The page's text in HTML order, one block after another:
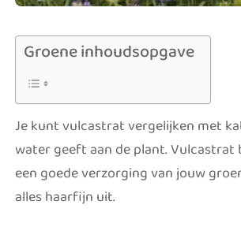
Groene inhoudsopgave
Je kunt vulcastrat vergelijken met
water geeft aan de plant.
een goede verzorging van jouw
alles haarfijn uit.